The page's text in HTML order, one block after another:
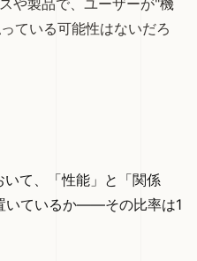
や製品で、ユーザーが"機
ている可能性はないだろ
て、「性能」と「関係
いているか——その比率は1